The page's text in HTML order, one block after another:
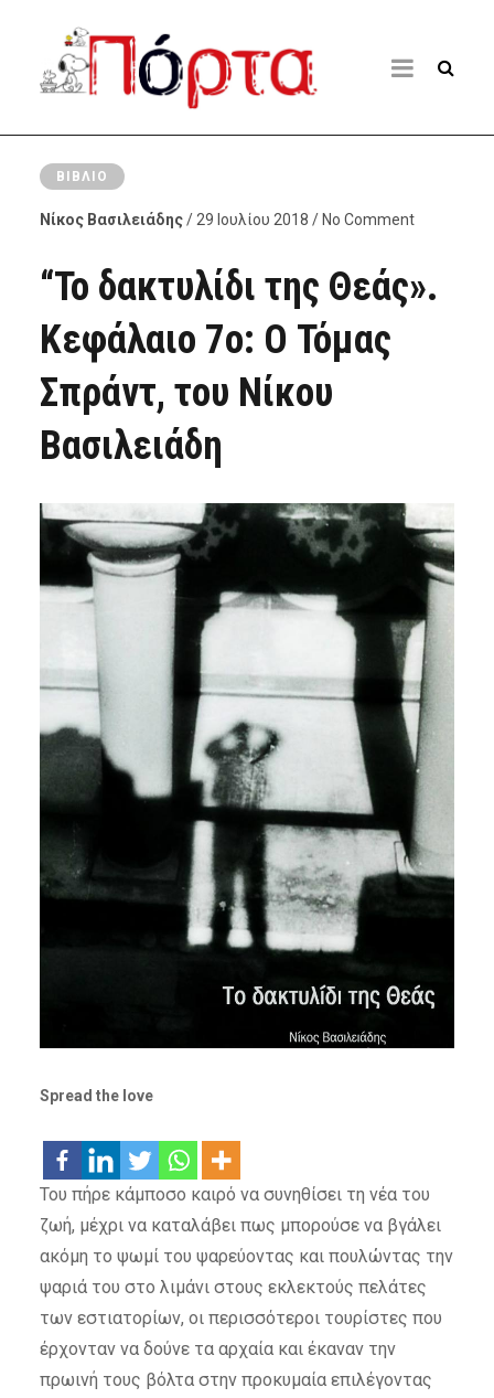
ΒΙΒΛΊΟ
Νίκος Βασιλειάδης/ 29 Ιουλίου 2018 / No Comment
“Το δακτυλίδι της Θεάς».
Κεφάλαιο 7ο: Ο Τόμας
Σπράντ, του Νίκου
Βασιλειάδη
Spread the love
Του πήρε κάμποσο καιρό να συνηθίσει τη νέα του
ζωή, μέχρι να καταλάβει πως μπορούσε να βγάλει
ακόμη το ψωμί του ψαρεύοντας και πουλώντας την
ψαριά του στο λιμάνι στους εκλεκτούς πελάτες
των εστιατορίων, οι περισσότεροι τουρίστες που
έρχονταν να δούνε τα αρχαία και έκαναν την
πρωινή τους βόλτα στην προκυμαία επιλέγοντας